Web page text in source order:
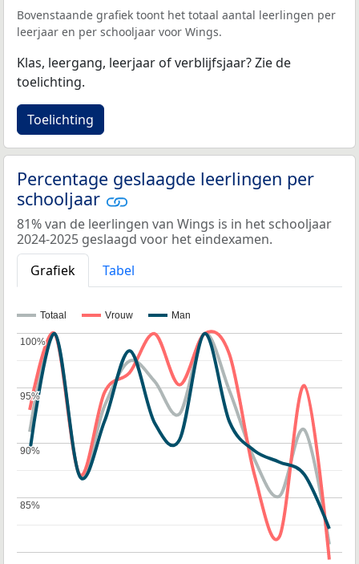
Bovenstaande grafiek toont het totaal aantal leerlingen per
leerjaar en per schooljaar voor Wings.
Klas, leergang, leerjaar of verblijfsjaar? Zie de
toelichting.
Toelichting
Percentage geslaagde leerlingen per
schooljaar
81% van de leerlingen van Wings is in het schooljaar
2024-2025 geslaagd voor het eindexamen.
Grafiek
Tabel
Totaal Vrouw Man
85%
85%
90%
90%
95%
95%
100%
100%